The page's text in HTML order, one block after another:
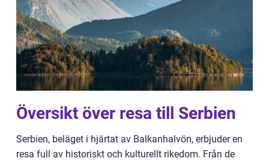
Översikt över resa till Serbien
Serbien, beläget i hjärtat av Balkanhalvön, erbjuder en
resa full av historiskt och kulturellt rikedom. Från de